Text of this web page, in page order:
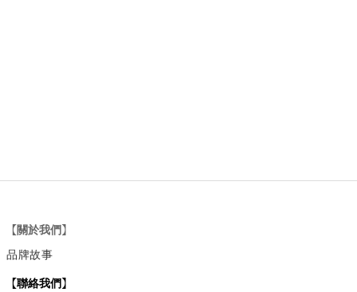
【關於我們】
品牌故事
【聯絡我們 】